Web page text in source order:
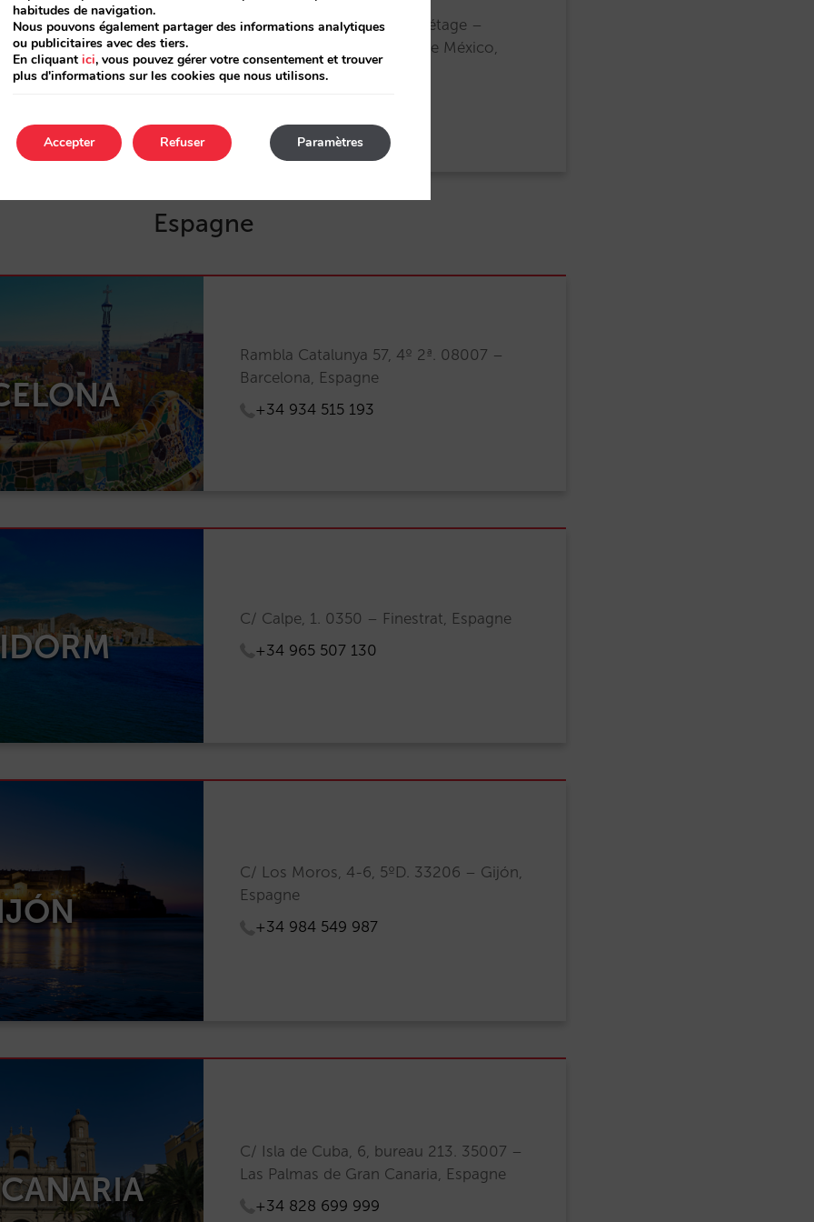
Avenida Homero 1205, 2e étage –
Polanco, 11550 – Ciudad de México,
Mexique
Espagne
Rambla Catalunya 57, 4º 2ª. 08007 –
Barcelona, Espagne
+34 934 515 193
C/ Calpe, 1. 0350 – Finestrat, Espagne
+34 965 507 130
C/ Los Moros, 4-6, 5ºD. 33206 – Gijón,
Espagne
+34 984 549 987
C/ Isla de Cuba, 6, bureau 213. 35007 –
Las Palmas de Gran Canaria, Espagne
+34 828 699 999
habitudes de navigation.
Nous pouvons également partager des informations analytiques
ou publicitaires avec des tiers.
En cliquant ici, vous pouvez gérer votre consentement et trouver
plus d'informations sur les cookies que nous utilisons.
Accepter Paramètres
Refuser